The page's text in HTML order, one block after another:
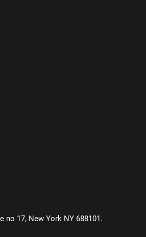
no 17, New York NY 688101.